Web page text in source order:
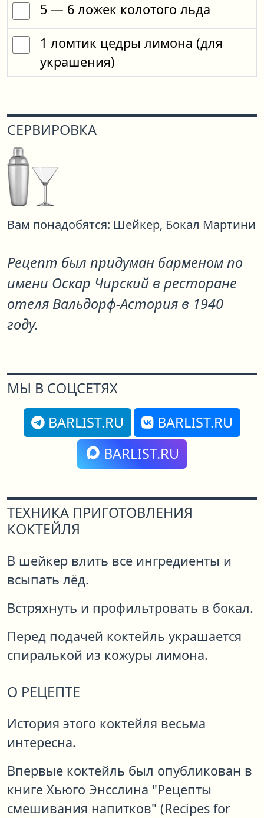
5 — 6 ложек колотого льда
1 ломтик цедры лимона (для
украшения)
СЕРВИРОВКА
Вам понадобятся: Шейкер, Бокал Мартини
Рецепт был придуман барменом по
имени Оскар Чирский в ресторане
отеля Вальдорф-Астория в 1940
году.
МЫ В СОЦСЕТЯХ
BARLIST.RU
BARLIST.RU
BARLIST.RU
ТЕХНИКА ПРИГОТОВЛЕНИЯ
КОКТЕЙЛЯ
В шейкер влить все ингредиенты и
всыпать лёд.
Встряхнуть и профильтровать в бокал.
Перед подачей коктейль украшается
спиралькой из кожуры лимона.
О РЕЦЕПТЕ
История этого коктейля весьма
интересна.
Впервые коктейль был опубликован в
книге Хьюго Энсслина "Рецепты
смешивания напитков" (Recipes for